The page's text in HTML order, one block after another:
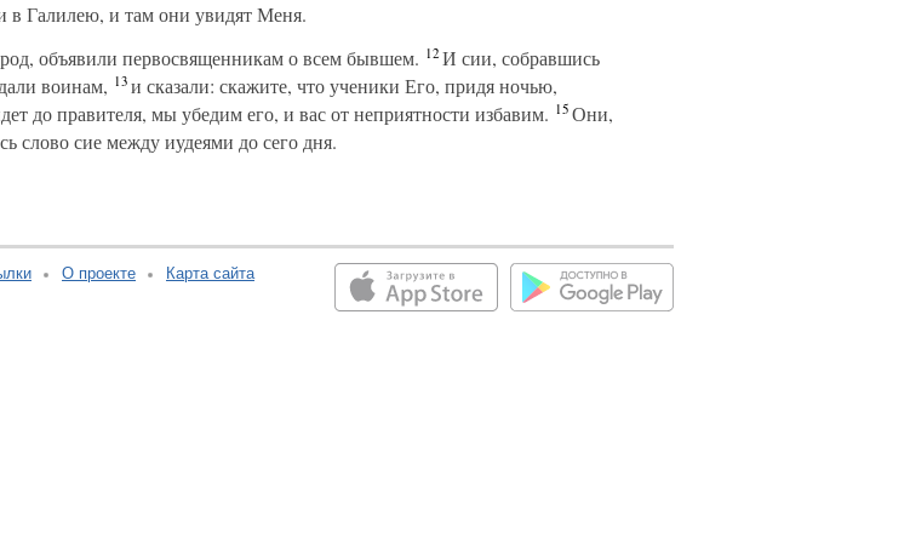
в Галилею, и там они увидят Меня.
объявили первосвященникам о всем бывшем. 12И сии, собравшись
воинам, 13и сказали: скажите, что ученики Его, придя ночью,
до правителя, мы убедим его, и вас от неприятности избавим. 15Они,
слово сие между иудеями до сего дня.
О проекте Карта сайта